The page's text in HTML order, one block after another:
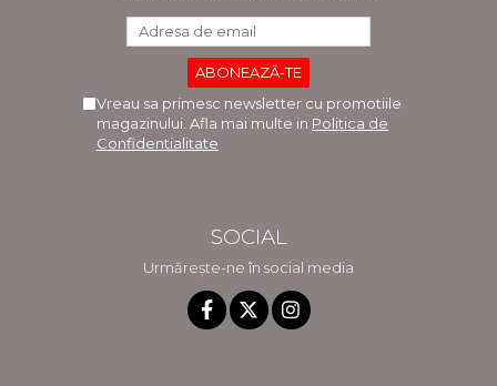
Vreau sa primesc newsletter cu promotiile
magazinului. Afla mai multe in Politica de
Confidentialitate
SOCIAL
Urmărește-ne în social media